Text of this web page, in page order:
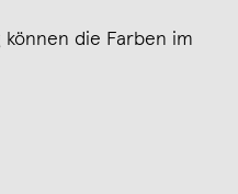
die Farben im